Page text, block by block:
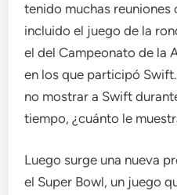
tenido muchas reuniones
incluido el juego de la
el del Campeonato de la
en los que participó
no mostrar a Swift
tiempo, ¿cuánto le
Luego surge una nueva
el Super Bowl, un juego